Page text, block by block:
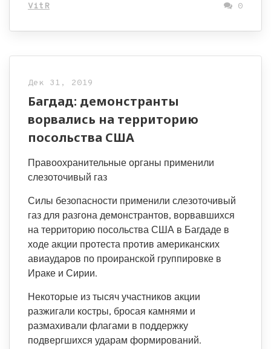
VitR 0
Дек 31, 2019
Багдад: демонстранты
ворвались на территорию
посольства США
Правоохранительные органы применили
слезоточивый газ
Силы безопасности применили слезоточивый
газ для разгона демонстрантов, ворвавшихся
на территорию посольства США в Багдаде в
ходе акции протеста против американских
авиаударов по проиранской группировке в
Ираке и Сирии.
Некоторые из тысяч участников акции
разжигали костры, бросая камнями и
размахивали флагами в поддержку
подвергшихся ударам формирований.